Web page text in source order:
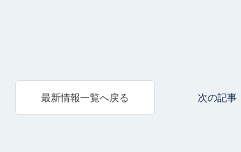
最新情報一覧へ戻る 次の記事